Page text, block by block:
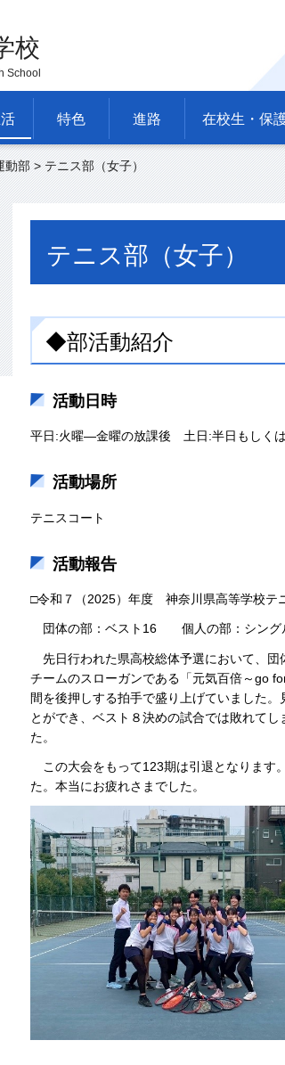
校
School
特色 進路 在校生・保
動部> テニス部（女子）
テニス部（女子）
◆部活動紹介
活動日時
平日:火曜―金曜の放課後 土日:半日もしく
活動場所
テニスコート
活動報告
□令和７（2025）年度 神奈川県高等学校テ
団体の部：ベスト16 個人の部：シングル
先日行われた県高校総体予選において、団
チームのスローガンである「元気百倍～go
間を後押しする拍手で盛り上げていました
とができ、ベスト８決めの試合では敗れて
た。
この大会をもって123期は引退となります
た。本当にお疲れさまでした。